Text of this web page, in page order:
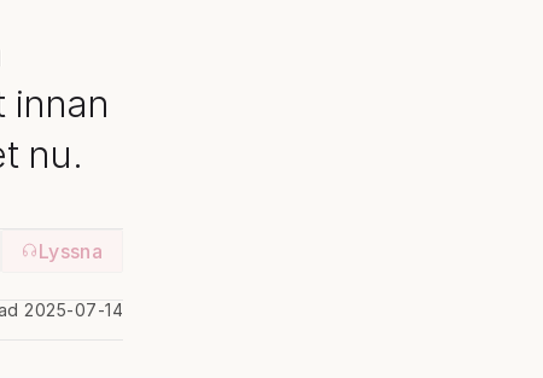
innan
nu.
Lyssna
2025-07-14